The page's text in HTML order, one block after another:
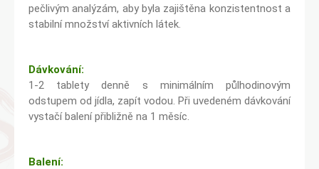
pečlivým analýzám, aby byla zajištěna konzistentnost a
stabilní množství aktivních látek.
Dávkování:
1-2 tablety denně s minimálním půlhodinovým
odstupem od jídla, zapít vodou. Při uvedeném dávkování
vystačí balení přibližně na 1 měsíc.
Balení: